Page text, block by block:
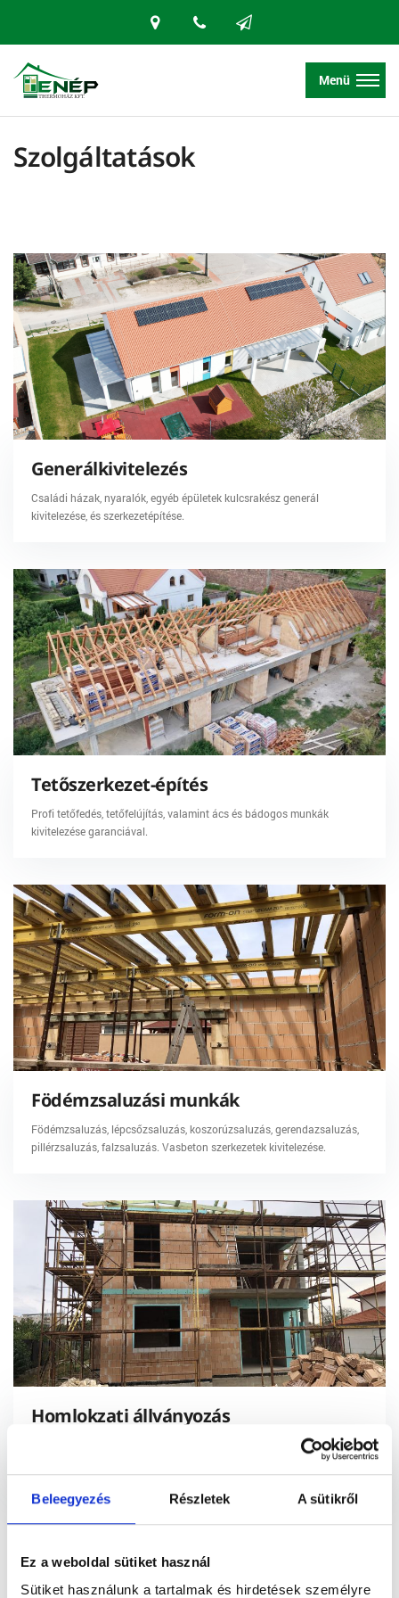
Beleegyezés Részletek A sütikről
Ez a weboldal sütiket használ
Sütiket használunk a tartalmak és hirdetések személyre
Menü
Szolgáltatások
Generálkivitelezés
Családi házak, nyaralók, egyéb épületek kulcsrakész generál
kivitelezése, és szerkezetépítése.
Tetőszerkezet-építés
Profi tetőfedés, tetőfelújítás, valamint ács és bádogos munkák
kivitelezése garanciával.
Födémzsaluzási munkák
Födémzsaluzás, lépcsőzsaluzás, koszorúzsaluzás, gerendazsaluzás,
pillérzsaluzás, falzsaluzás. Vasbeton szerkezetek kivitelezése.
Homlokzati állványozás
Homlokzati állványrendszer bérbeadás, szállítás, építés és bontás.